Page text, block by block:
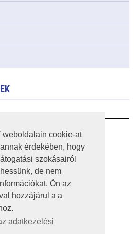
weboldalain cookie-at
érdekében, hogy
szokásairól
de nem
Ön az
hozzájárul a a
adatkezelési